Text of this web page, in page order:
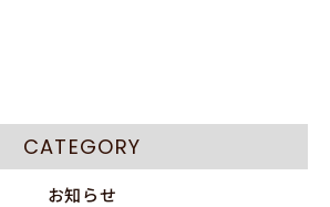
CATEGORY
お知らせ